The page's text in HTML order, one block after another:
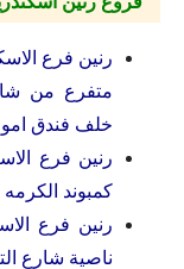
متفرع من
خلف فندق
رنين فرع
كمبوند
ناصية شارع